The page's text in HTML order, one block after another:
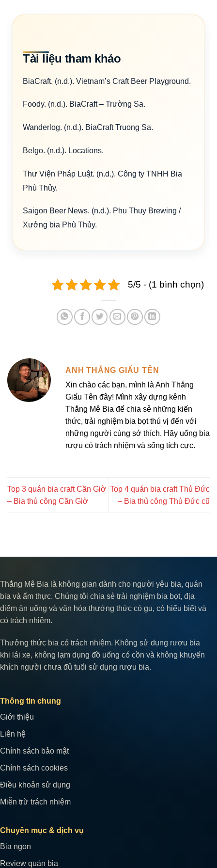
Tài liệu tham khảo
BiaCraft. (n.d.). Vietnam’s Craft Beer Playground.
Foody. (n.d.). BiaCraft – Trường Sa.
Wanderlog. (n.d.). BiaCraft Truong Sa.
Belgo. (n.d.). Locations.
Thư Viện Pháp Luật. (n.d.). Công ty TNHH Bia
Phù Thủy.
Saigon Beer News. (n.d.). Phu Thuy Brewing /
Xưởng bia Phù Thủy.
5/5 - (1 bình chọn)
ANH THẮNG GIẤU TÊN
Xin chào các bạn, mình là Anh Thắng
Giấu Tên đây! Mình xây dựng kênh
Thắng Mê Bia để chia sẻ những kiến
thức, trải nghiệm bia bọt thú vị đến với
những người cùng sở thích. Hãy uống bia
rượu có trách nhiệm và sống tích cực.
Top 3 quán bia craft Cần Giờ
– Bia thủ công Cần Giờ
Top 4 quán bia craft Thủ Đức
– Bia thủ công Thủ Đức cũ
Thắng Mê Bia là không gian dành cho người yêu bia, quán
bia và ẩm thực. Chúng tôi chia sẻ trải nghiệm bia bọt, địa
điểm ăn uống và văn hóa thưởng thức có gu, có hiểu biết và
có trách nhiệm.
Thưởng thức bia có trách nhiệm. Không sử dụng rượu bia
khi lái xe, không lạm dụng đồ uống có cồn và không khuyến
khích người chưa đủ tuổi sử dụng rượu bia.
Thông tin chung
Giới thiệu
Liên hệ
Chính sách bảo mật
Chính sách cookies
Điều khoản sử dụng
Miễn trừ trách nhiệm
Chuyên mục & dịch vụ
Bia ngon
Review quán bia